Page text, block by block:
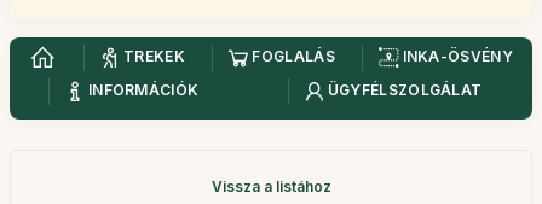
TREKEK FOGLALÁS
INKA-ÖSVÉNY
INFORMÁCIÓK
ÜGYFÉLSZOLGÁLAT
Vissza a listához